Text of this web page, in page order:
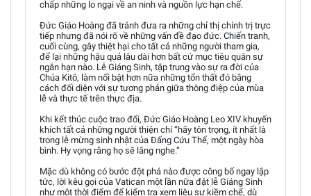
chấp những lo ngại về an ninh và nguồn lực hạn chế.
Đức Giáo Hoàng đã tránh đưa ra những chỉ thị chính trị trực
tiếp nhưng đã nói rõ về những vấn đề đạo đức. Chiến tranh,
cuối cùng, gây thiệt hại cho tất cả những người tham gia,
để lại những hậu quả lâu dài hơn bất cứ mục tiêu quân sự
ngắn hạn nào. Lễ Giáng Sinh, tập trung vào sự ra đời của
Chúa Kitô, làm nổi bật hơn nữa những tổn thất đó bằng
cách đối diện với sự tương phản giữa thông điệp của mùa
lễ và thực tế trên thực địa.
Khi kết thúc cuộc trao đổi, Đức Giáo Hoàng Leo XIV khuyến
khích tất cả những người thiện chí “hãy tôn trọng, ít nhất là
trong lễ mừng sinh nhật của Đấng Cứu Thế, một ngày hòa
bình. Hy vọng rằng họ sẽ lắng nghe.”
Mặc dù không có bước đột phá nào được công bố ngay lập
tức, lời kêu gọi của Vatican một lần nữa đặt lễ Giáng Sinh
như một thời điểm để kiểm tra xem liệu sự kiềm chế, dù